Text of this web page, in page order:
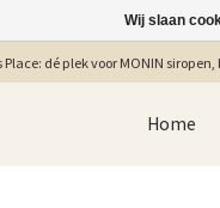
dé plek voor MONIN
Home
Wij slaan